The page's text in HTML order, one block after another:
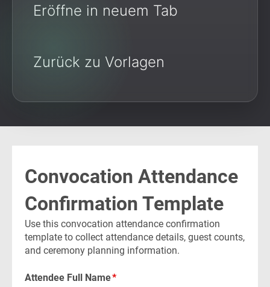
Eröffne in neuem Tab
Zurück zu Vorlagen